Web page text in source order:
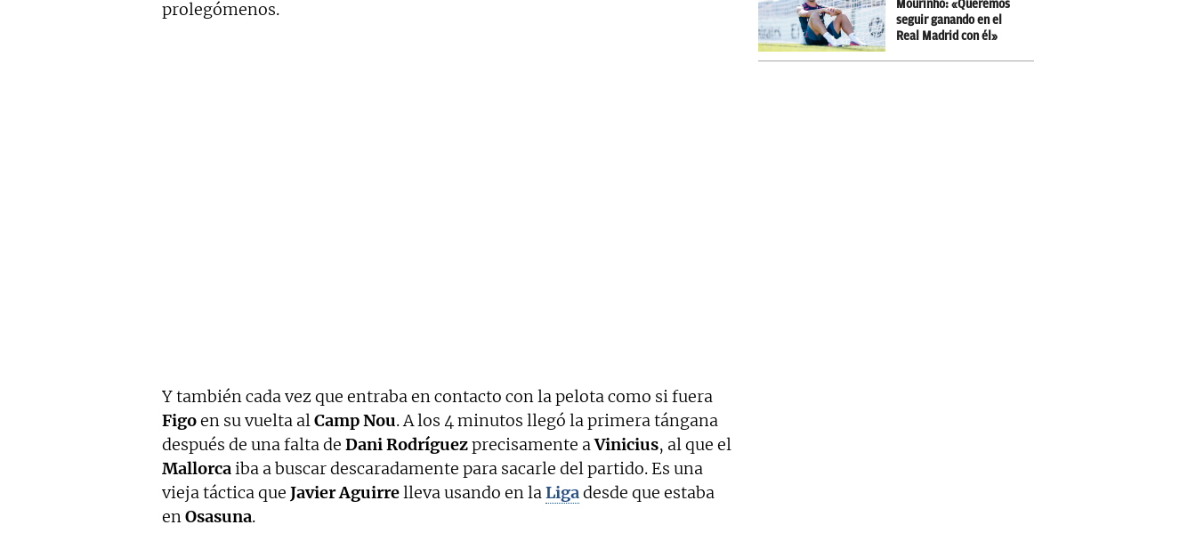
prolegómenos.
Y también cada vez que entraba en contacto con la pelota como si fuera
Figoen su vuelta alCamp Nou. A los 4 minutos llegó la primera tángana
después de una falta de Dani Rodríguezprecisamente aVinicius, al que el
Mallorcaiba a buscar descaradamente para sacarle del partido. Es una
vieja táctica que Javier Aguirrelleva usando en laLigadesde que estaba
enOsasuna.
Mourinho: «Queremos
seguir ganando en el
Real Madrid con él»